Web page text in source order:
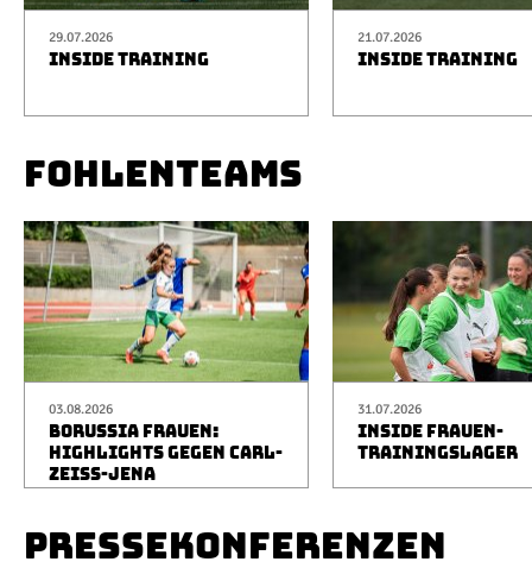
29.07.2026
INSIDE TRAINING
21.07.2026
INSIDE TRAINING
FOHLENTEAMS
03.08.2026
BORUSSIA FRAUEN:
HIGHLIGHTS GEGEN CARL-
ZEISS-JENA
31.07.2026
INSIDE FRAUEN-
TRAININGSLAGER
PRESSEKONFERENZEN